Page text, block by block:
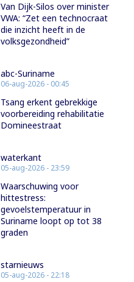
Van Dijk-Silos over minister
VWA: “Zet een technocraat
die inzicht heeft in de
volksgezondheid”
abc-Suriname
06-aug-2026 - 00:45
Tsang erkent gebrekkige
voorbereiding rehabilitatie
Domineestraat
waterkant
05-aug-2026 - 23:59
Waarschuwing voor
hittestress:
gevoelstemperatuur in
Suriname loopt op tot 38
graden
starnieuws
05-aug-2026 - 22:18